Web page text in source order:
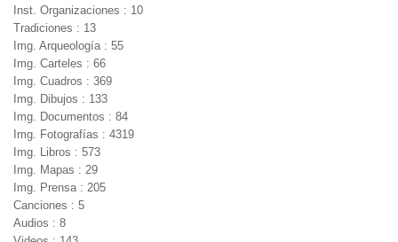
Inst. Organizaciones : 10
Tradiciones : 13
Img. Arqueología : 55
Img. Carteles : 66
Img. Cuadros : 369
Img. Dibujos : 133
Img. Documentos : 84
Img. Fotografías : 4319
Img. Libros : 573
Img. Mapas : 29
Img. Prensa : 205
Canciones : 5
Audios : 8